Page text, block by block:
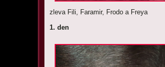
zleva Fili, Faramir, Frodo a Freya
1. den